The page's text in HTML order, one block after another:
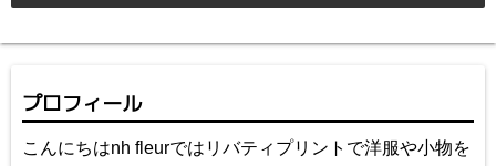
プロフィール
こんにちはnh fleurではリバティプリントで洋服や小物を